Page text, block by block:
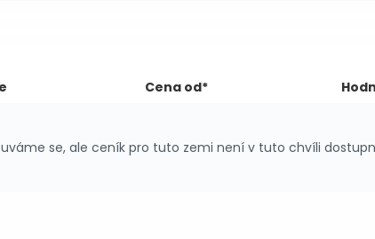
Cena od*
se, ale ceník pro tuto zemi není v tuto chvíli